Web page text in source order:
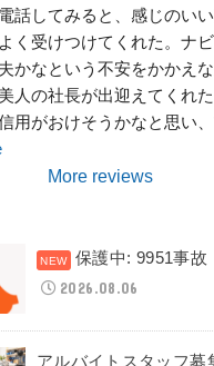
話してみると、感じのい
く受けつけてくれた。ナ
かなという不安をかかえ
人の社長が出迎えてくれ
用がおけそうかなと思い
More reviews
保護中: 9951事故
2026.08.06
アルバイトスタッフ募